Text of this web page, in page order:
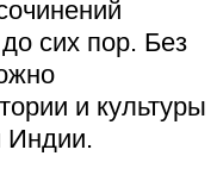
сих пор. Без
и культуры
Индии.